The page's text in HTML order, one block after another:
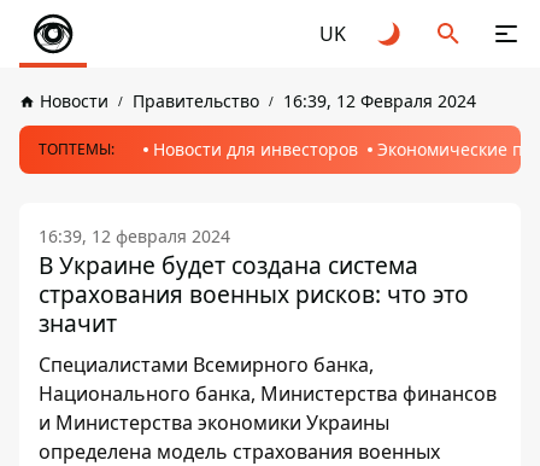
UK
Новости Правительство 16:39, 12 Февраля 2024
ТОПТЕМЫ: Новости для инвесторов Экономические
16:39, 12 февраля 2024
В Украине будет создана система
страхования военных рисков: что это
значит
Специалистами Всемирного банка,
Национального банка, Министерства финансов
и Министерства экономики Украины
определена модель страхования военных